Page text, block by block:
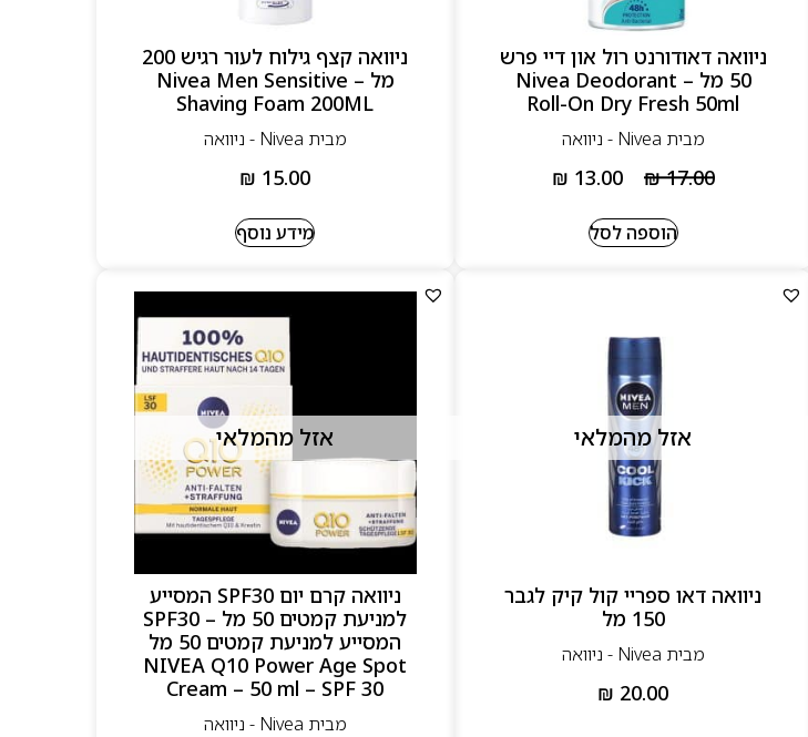
ניוואה דאודורנט רול און דיי פרש
50 מל – Nivea Deodorant
Roll-On Dry Fresh 50ml
מבית Nivea - ניוואה
₪17.00
₪ 13.00
הוספה לסל
ניוואה קצף גילוח לעור רגיש 200
מל – Nivea Men Sensitive
Shaving Foam 200ML
מבית Nivea - ניוואה
₪ 15.00
מידע נוסף
אזל מהמלאי
ניוואה דאו ספריי קול קיק לגבר
150 מל
מבית Nivea - ניוואה
₪ 20.00
אזל מהמלאי
ניוואה קרם יום SPF30 המסייע
למניעת קמטים 50 מל – SPF30
המסייע למניעת קמטים 50 מל
NIVEA Q10 Power Age Spot
Cream – 50 ml – SPF 30
מבית Nivea - ניוואה